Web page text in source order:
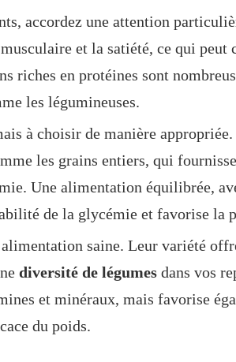
accordez une attention
et la satiété, ce qui peut
riches en protéines sont
les légumineuses.
à choisir de manière
les grains entiers, qui
Une alimentation équilibrée,
de la glycémie et favorise la
saine. Leur variété
diversité de légumes dans vos
et minéraux, mais favorise
du poids.